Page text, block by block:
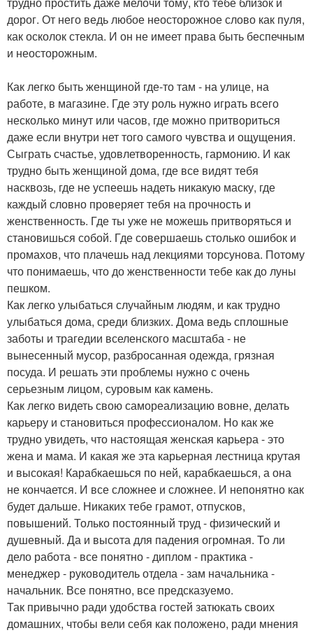
дорог. От него ведь любое неосторожное слово как пуля,
как осколок стекла. И он не имеет права быть беспечным
и неосторожным.
Как легко быть женщиной где-то там - на улице, на
работе, в магазине. Где эту роль нужно играть всего
несколько минут или часов, где можно притвориться
даже если внутри нет того самого чувства и ощущения.
Сыграть счастье, удовлетворенность, гармонию. И как
трудно быть женщиной дома, где все видят тебя
насквозь, где не успеешь надеть никакую маску, где
каждый словно проверяет тебя на прочность и
женственность. Где ты уже не можешь притворяться и
становишься собой. Где совершаешь столько ошибок и
промахов, что плачешь над лекциями торсунова. Потому
что понимаешь, что до женственности тебе как до луны
пешком.
Как легко улыбаться случайным людям, и как трудно
улыбаться дома, среди близких. Дома ведь сплошные
заботы и трагедии вселенского масштаба - не
вынесенный мусор, разбросанная одежда, грязная
посуда. И решать эти проблемы нужно с очень
серьезным лицом, суровым как камень.
Как легко видеть свою самореализацию вовне, делать
карьеру и становиться профессионалом. Но как же
трудно увидеть, что настоящая женская карьера - это
жена и мама. И какая же эта карьерная лестница крутая
и высокая! Карабкаешься по ней, карабкаешься, а она
не кончается. И все сложнее и сложнее. И непонятно как
будет дальше. Никаких тебе грамот, отпусков,
повышений. Только постоянный труд - физический и
душевный. Да и высота для падения огромная. То ли
дело работа - все понятно - диплом - практика -
менеджер - руководитель отдела - зам начальника -
начальник. Все понятно, все предсказуемо.
Так привычно ради удобства гостей затюкать своих
домашних, чтобы вели себя как положено, ради мнения